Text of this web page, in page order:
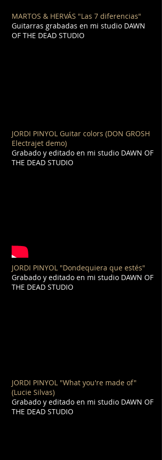
MARTOS & HERVÁS "Las 7 diferencias"
Guitarras grabadas en mi studio DAWN
OF THE DEAD STUDIO
JORDI PINYOL Guitar colors (DON GROSH
Electrajet demo)
Grabado y editado en mi studio DAWN OF
THE DEAD STUDIO
JORDI PINYOL "Dondequiera que estés"
Grabado y editado en mi studio DAWN OF
THE DEAD STUDIO
JORDI PINYOL "What you're made of"
(Lucie Silvas)
Grabado y editado en mi studio DAWN OF
THE DEAD STUDIO